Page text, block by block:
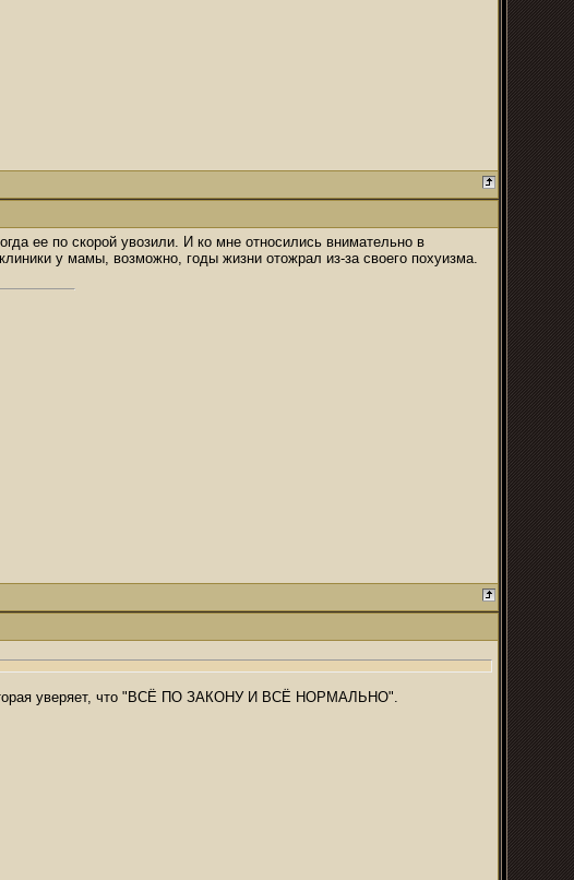
ее по скорой увозили. И ко мне относились внимательно в
у мамы, возможно, годы жизни отожрал из-за своего похуизма.
уверяет, что "ВСЁ ПО ЗАКОНУ И ВСЁ НОРМАЛЬНО".